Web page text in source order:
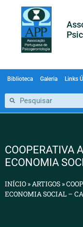
Biblioteca Galeria Links
COOPERATIVA
ECONOMIA
INÍCIO » ARTIGOS »
ECONOMIA SOCIAL –